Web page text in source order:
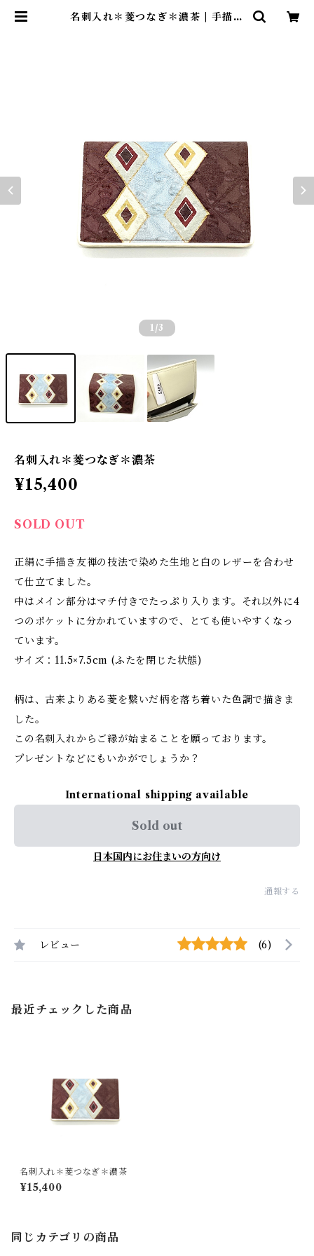
名刺入れ＊菱つなぎ＊濃茶 | 手描友
1 /3
名刺入れ＊菱つなぎ＊濃茶
¥15,400
SOLD OUT
正絹に手描き友禅の技法で染めた生地と白のレザーを合わせ
て仕立てました。
中はメイン部分はマチ付きでたっぷり入ります。それ以外に4
つのポケットに分かれていますので、とても使いやすくなっ
ています。
サイズ：11.5×7.5cm (ふたを閉じた状態)
柄は、古来よりある菱を繋いだ柄を落ち着いた色調で描きま
した。
この名刺入れからご縁が始まることを願っております。
プレゼントなどにもいかがでしょうか？
International shipping available
Sold out
日本国内にお住まいの方向け
通報する
レビュー (6)
最近チェックした商品
名刺入れ＊菱つなぎ＊濃茶
¥15,400
同じカテゴリの商品